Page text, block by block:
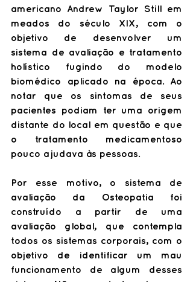
americano Andrew Taylor Still em
meados do século XIX, com o
objetivo de desenvolver um
sistema de avaliação e tratamento
holístico fugindo do modelo
biomédico aplicado na época. Ao
notar que os sintomas de seus
pacientes podiam ter uma origem
distante do local em questão e que
o tratamento medicamentoso
pouco ajudava às pessoas.
Por esse motivo, o sistema de
avaliação da Osteopatia foi
construído a partir de uma
avaliação global, que contempla
todos os sistemas corporais, com o
objetivo de identificar um mau
funcionamento de algum desses